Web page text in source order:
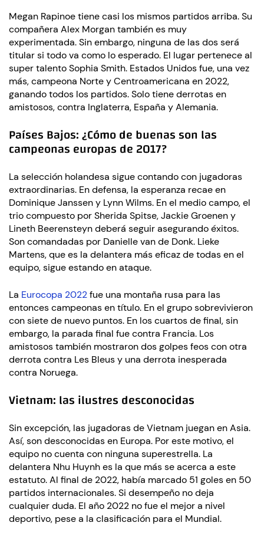
Megan Rapinoe tiene casi los mismos partidos arriba. Su
compañera Alex Morgan también es muy
experimentada. Sin embargo, ninguna de las dos será
titular si todo va como lo esperado. El lugar pertenece al
super talento Sophia Smith. Estados Unidos fue, una vez
más, campeona Norte y Centroamericana en 2022,
ganando todos los partidos. Solo tiene derrotas en
amistosos, contra Inglaterra, España y Alemania.
Países Bajos: ¿Cómo de buenas son las
campeonas europas de 2017?
La selección holandesa sigue contando con jugadoras
extraordinarias. En defensa, la esperanza recae en
Dominique Janssen y Lynn Wilms. En el medio campo, el
trio compuesto por Sherida Spitse, Jackie Groenen y
Lineth Beerensteyn deberá seguir asegurando éxitos.
Son comandadas por Danielle van de Donk. Lieke
Martens, que es la delantera más eficaz de todas en el
equipo, sigue estando en ataque.
La Eurocopa 2022fue una montaña rusa para las
entonces campeonas en título. En el grupo sobrevivieron
con siete de nuevo puntos. En los cuartos de final, sin
embargo, la parada final fue contra Francia. Los
amistosos también mostraron dos golpes feos con otra
derrota contra Les Bleus y una derrota inesperada
contra Noruega.
Vietnam: las ilustres desconocidas
Sin excepción, las jugadoras de Vietnam juegan en Asia.
Así, son desconocidas en Europa. Por este motivo, el
equipo no cuenta con ninguna superestrella. La
delantera Nhu Huynh es la que más se acerca a este
estatuto. Al final de 2022, había marcado 51 goles en 50
partidos internacionales. Si desempeño no deja
cualquier duda. El año 2022 no fue el mejor a nivel
deportivo, pese a la clasificación para el Mundial.